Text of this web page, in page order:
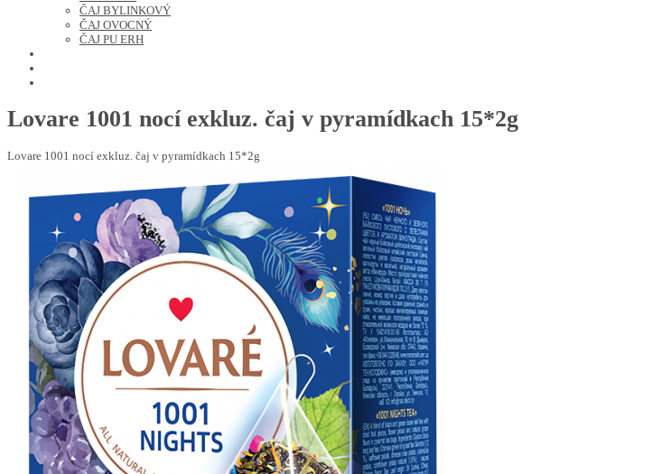
ČAJ BYLINKOVÝ
ČAJ OVOCNÝ
ČAJ PU ERH
Lovare 1001 nocí exkluz. čaj v pyramídkach 15*2g
Lovare 1001 nocí exkluz. čaj v pyramídkach 15*2g